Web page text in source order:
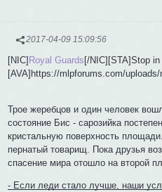
2017-04-09 15:09:56
[NIC] Royal Guards [/NIC][STA]Stop
[AVA]https://mlpforums.com/
Трое жеребцов и один человек
состояние Бис - сарозийка
кристальную поверхность
пернатый товарищ. Пока друзья
спасение мира отошло на второй
- Если леди стало лучше, наши